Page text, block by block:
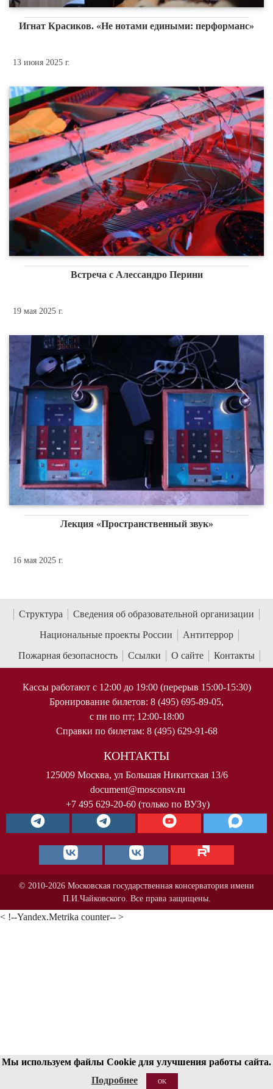
Игнат Красиков. «Не нотами едиными: перформанс»
13 июня 2025 г.
Встреча с Алессандро Перини
19 мая 2025 г.
Лекция «Пространственный звук»
16 мая 2025 г.
Структура
Сведения об образовательной организации
Национальные проекты России
Антитеррор
Пожарная безопасность
Ссылки О сайте Контакты
Кассы работают с 12:00 до 19:00 (перерыв 15:00-15:30)
Бронирование билетов: 8 (495) 695-89-05,
с пн по пт; 12:00-18:00
Справки по билетам: 8 (495) 629-91-68
КОНТАКТЫ
125009 Москва, ул Большая Никитская 13/6
document@mosconsv.ru
+7 495 629-20-60 (только по ВУЗу)
© 2010-2026 Московская государственная консерватория имени
П.И.Чайковского. Все права защищены.
Мы используем файлы Cookie для улучшения работы сайта.
Подробнее
OK
< !--Yandex.Metrika counter-- >